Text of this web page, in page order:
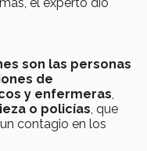
el experto dio
son las personas
de
y enfermeras,
o policías, que
contagio en los